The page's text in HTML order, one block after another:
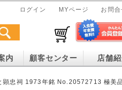
ログイン MYページ お問合
内 顧客センター 店舗
顕忠祠 1973年銘 No.20572713 極美品